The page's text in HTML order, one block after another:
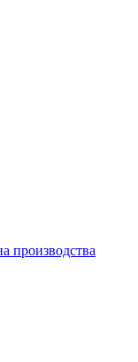
производства